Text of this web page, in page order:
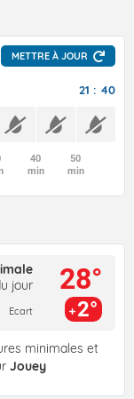
METTRE À JOUR
21 : 40
40
min
50
min
jour
Ecart
28°
2°
minimales et
Jouey